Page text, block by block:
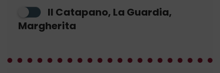
Il Catapano, La Guardia,
Margherita